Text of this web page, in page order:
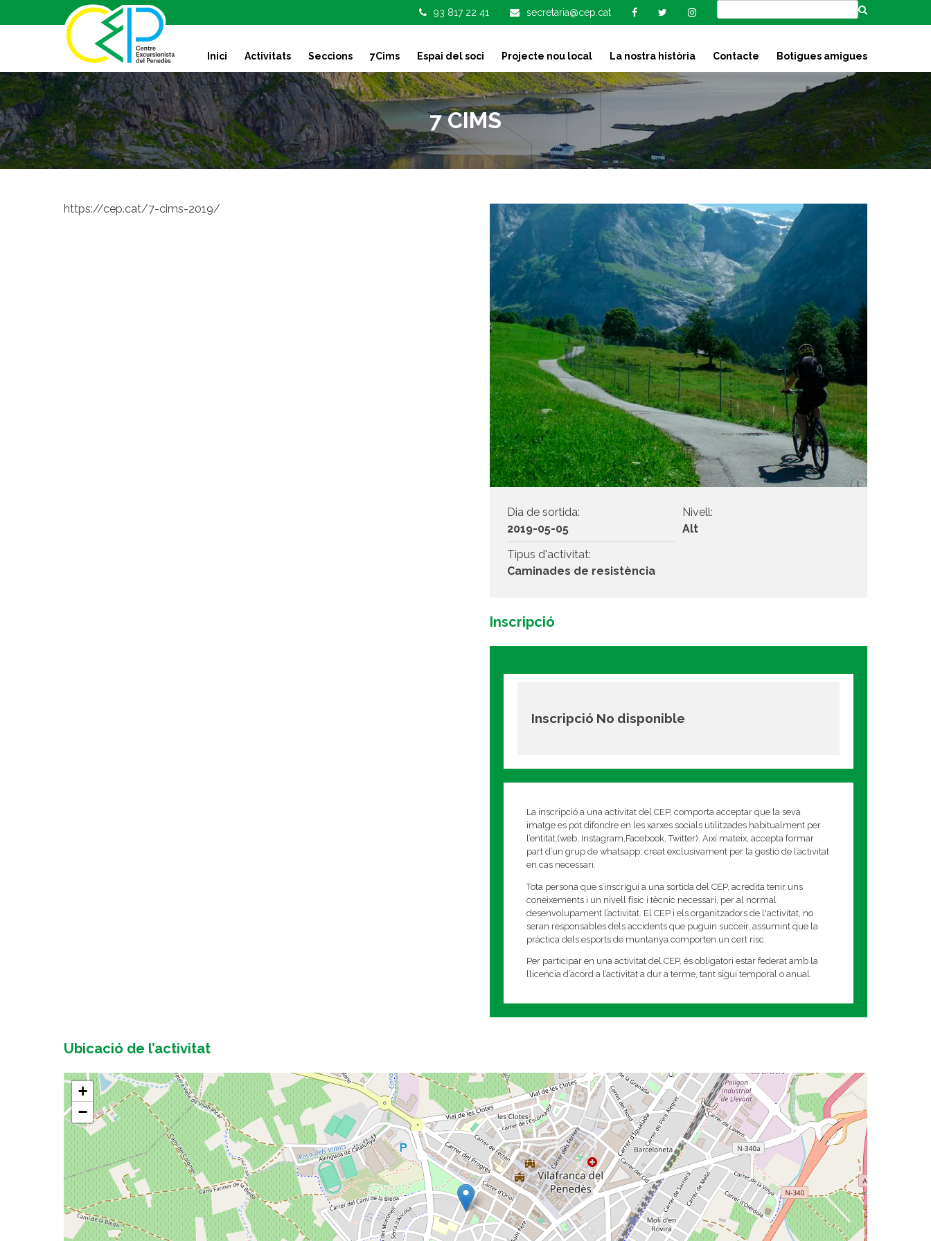
k
t
o
c
o
n
t
93 817 22 41 secretaria@cep.cat
Inici Activitats Seccions 7Cims Espai del soci Projecte nou local La nostra història Contacte Botigues amigues
7 CIMS
https://cep.cat/7-cims-2019/
Dia de sortida:
2019-05-05
Nivell:
Alt
Tipus d'activitat:
Caminades de resistència
Inscripció
Inscripció No disponible
La inscripció a una activitat del CEP, comporta acceptar que la seva
imatge es pot difondre en les xarxes socials utilitzades habitualment per
l’entitat.(web, Instagram,Facebook, Twitter). Així mateix, accepta formar
part d’un grup de whatsapp, creat exclusivament per la gestió de l’activitat
en cas necessari.
Tota persona que s’inscrigui a una sortida del CEP, acredita tenir uns
coneixements i un nivell físic i tècnic necessari, per al normal
desenvolupament l’activitat. El CEP i els organitzadors de l'activitat, no
seran responsables dels accidents que puguin succeir, assumint que la
pràctica dels esports de muntanya comporten un cert risc.
Per participar en una activitat del CEP, és obligatori estar federat amb la
llicencia d’acord a l’activitat a dur a terme, tant sigui temporal o anual.
Ubicació de l’activitat
+
−